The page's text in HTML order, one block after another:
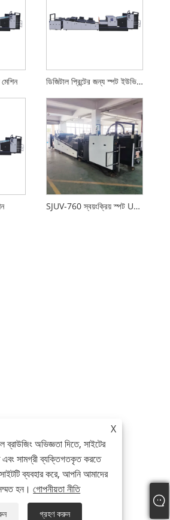
ডিজিটাল প্রিন্টের জন্য স্পট ইউভি লেপ মেশিন
SJUV-760 স্বয়ংক্রিয় স্পট UV আবরণ মেশিন
X
অভিজ্ঞতা দিতে, সাইটের
এবং সামগ্রী ব্যক্তিগতকৃত করতে
ব্যবহার করে, আপনি আমাদের
হন।গোপনীয়তা নীতি
গ্রহণ করুন